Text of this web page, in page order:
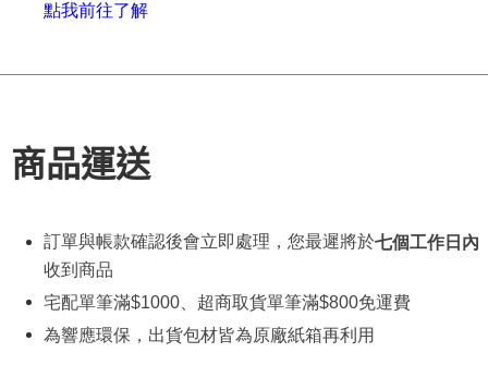
點我前往了解
商品運送
訂單與帳款確認後會立即處理，您最遲將於七個工作日內
收到商品
宅配單筆滿$1000 、超商取貨單筆滿$800免運費
為響應環保，出貨包材皆為原廠紙箱再利用